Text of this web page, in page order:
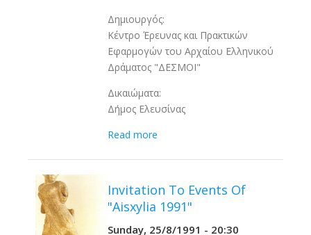
Δημιουργός:
Κέντρο Έρευνας και Πρακτικών
Εφαρμογών του Αρχαίου Ελληνικού
Δράματος "ΔΕΣΜΟΙ"
Δικαιώματα:
Δήμος Ελευσίνας
Read more
Invitation To Events Of
"Aisxylia 1991"
Sunday, 25/8/1991 - 20:30